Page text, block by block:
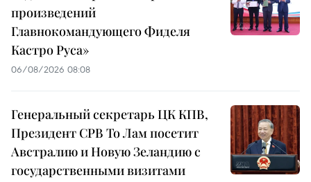
произведений
Главнокомандующего Фиделя
Кастро Руса»
06/08/2026 08:08
Генеральный секретарь ЦК КПВ,
Президент СРВ То Лам посетит
Австралию и Новую Зеландию с
государственными визитами